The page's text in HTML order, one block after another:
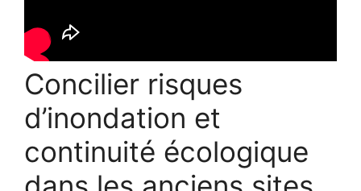
Concilier risques
d’inondation et
continuité écologique